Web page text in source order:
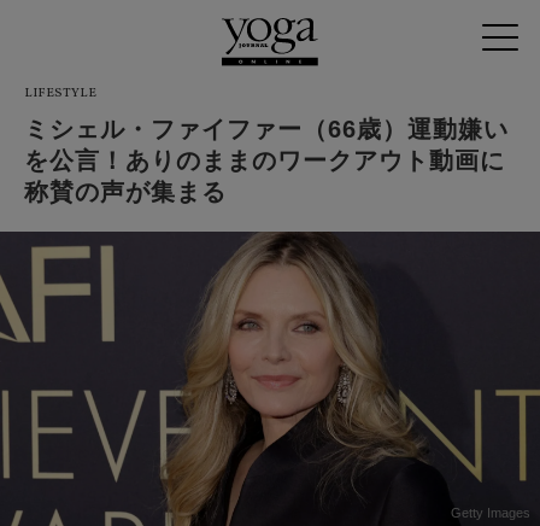
LIFESTYLE
ミシェル・ファイファー（66歳）運動嫌い
を公言！ありのままのワークアウト動画に
称賛の声が集まる
Getty Images